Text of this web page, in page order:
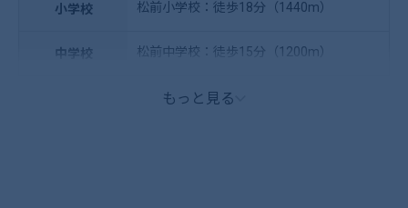
小学校 松前小学校：徒歩18分（1440m）
中学校 松前中学校：徒歩15分（1200m）
もっと見る